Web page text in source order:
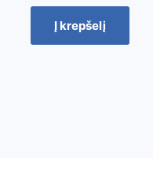
Į krepšelį